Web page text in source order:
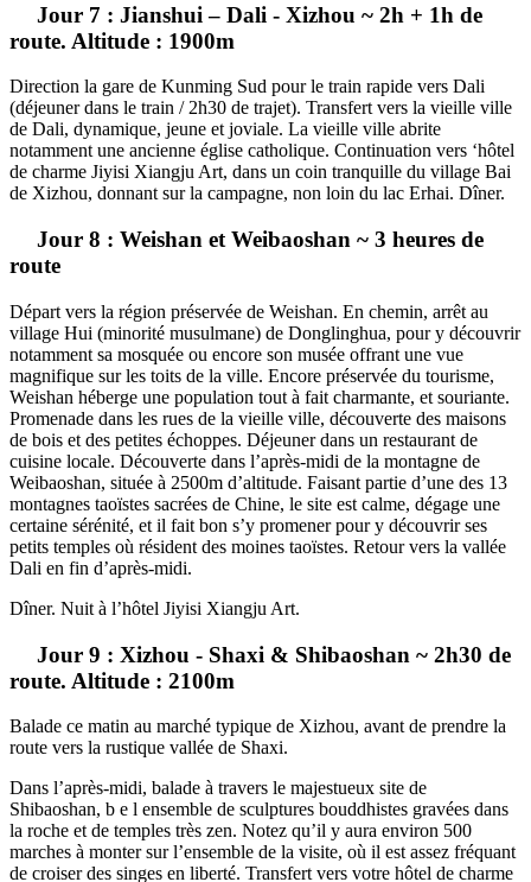
Jour 7 : Jianshui – Dali - Xizhou ~ 2h + 1h de
route. Altitude : 1900m
Direction la gare de Kunming Sud pour le train rapide vers Dali
(déjeuner dans le train / 2h30 de trajet). Transfert vers la vieille ville
de Dali, dynamique, jeune et joviale. La vieille ville abrite
notamment une ancienne église catholique. Continuation vers ‘hôtel
de charme Jiyisi Xiangju Art, dans un coin tranquille du village Bai
de Xizhou, donnant sur la campagne, non loin du lac Erhai. Dîner.
Jour 8 : Weishan et Weibaoshan ~ 3 heures de
route
Départ vers la région préservée de Weishan. En chemin, arrêt au
village Hui (minorité musulmane) de Donglinghua, pour y découvrir
notamment sa mosquée ou encore son musée offrant une vue
magnifique sur les toits de la ville. Encore préservée du tourisme,
Weishan héberge une population tout à fait charmante, et souriante.
Promenade dans les rues de la vieille ville, découverte des maisons
de bois et des petites échoppes. Déjeuner dans un restaurant de
cuisine locale. Découverte dans l’après-midi de la montagne de
Weibaoshan, située à 2500m d’altitude. Faisant partie d’une des 13
montagnes taoïstes sacrées de Chine, le site est calme, dégage une
certaine sérénité, et il fait bon s’y promener pour y découvrir ses
petits temples où résident des moines taoïstes. Retour vers la vallée
Dali en fin d’après-midi.
Dîner. Nuit à l’hôtel Jiyisi Xiangju Art.
Jour 9 : Xizhou - Shaxi & Shibaoshan ~ 2h30 de
route. Altitude : 2100m
Balade ce matin au marché typique de Xizhou, avant de prendre la
route vers la rustique vallée de Shaxi.
Dans l’après-midi, balade à travers le majestueux site de
Shibaoshan, b e l ensemble de sculptures bouddhistes gravées dans
la roche et de temples très zen. Notez qu’il y aura environ 500
marches à monter sur l’ensemble de la visite, où il est assez fréquant
de croiser des singes en liberté. Transfert vers votre hôtel de charme